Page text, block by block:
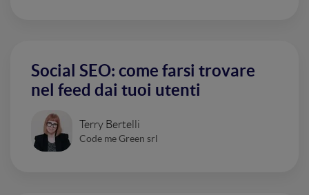
Social SEO: come farsi trovare
nel feed dai tuoi utenti
Terry Bertelli
Code me Green srl